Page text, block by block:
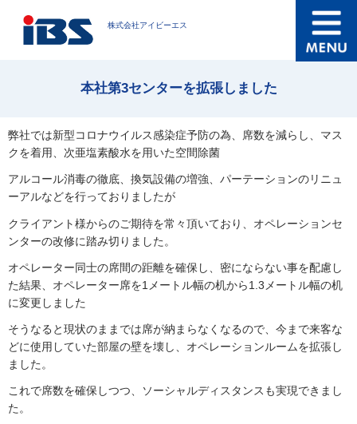
株式会社アイビーエス
本社第3センターを拡張しました
弊社では新型コロナウイルス感染症予防の為、席数を減らし、マス
クを着用、次亜塩素酸水を用いた空間除菌
アルコール消毒の徹底、換気設備の増強、パーテーションのリニュ
ーアルなどを行っておりましたが
クライアント様からのご期待を常々頂いており、オペレーションセ
ンターの改修に踏み切りました。
オペレーター同士の席間の距離を確保し、密にならない事を配慮し
た結果、オペレーター席を1メートル幅の机から1.3メートル幅の机
に変更しました
そうなると現状のままでは席が納まらなくなるので、今まで来客な
どに使用していた部屋の壁を壊し、オペレーションルームを拡張し
ました。
これで席数を確保しつつ、ソーシャルディスタンスも実現できまし
た。